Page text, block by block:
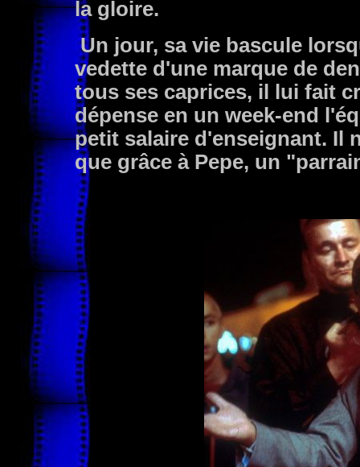
la gloire.
Un jour, sa vie bascule
vedette d'une marque de
tous ses caprices, il lui fait
dépense en un week-end
petit salaire d'enseignant. Il
que grâce à Pepe, un